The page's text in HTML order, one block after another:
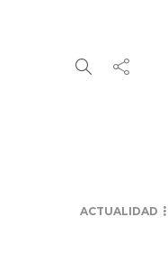
ACTUALIDAD